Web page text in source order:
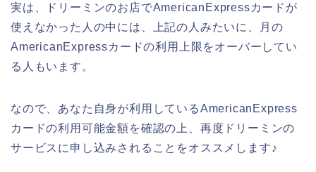
実は、ドリーミンのお店でAmericanExpressカードが
使えなかった人の中には、上記の人みたいに、月の
AmericanExpressカードの利用上限をオーバーしてい
る人もいます。
なので、あなた自身が利用しているAmericanExpress
カードの利用可能金額を確認の上、再度ドリーミンの
サービスに申し込みされることをオススメします♪